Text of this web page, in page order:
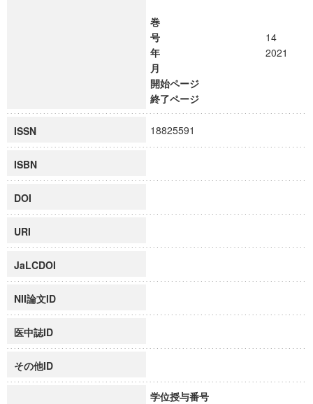
巻
号
14
年
2021
月
開始ページ
終了ページ
ISSN 18825591
ISBN
DOI
URI
JaLCDOI
NII論文ID
医中誌ID
その他ID
学位授与番号